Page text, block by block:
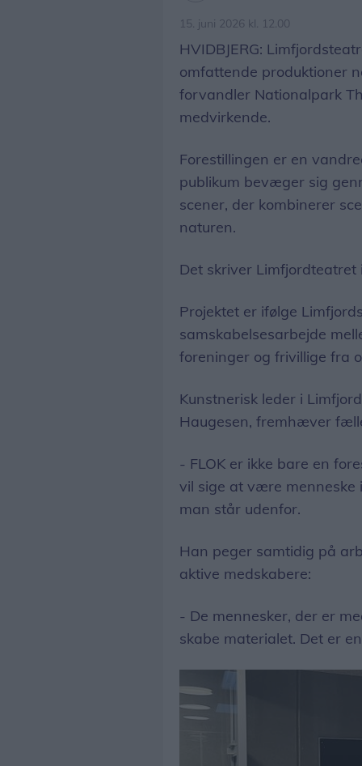
15. juni 2026 kl. 12.00
HVIDBJERG:
omfattende produktioner
forvandler Nationalpark
medvirkende.
Forestillingen er en
publikum bevæger sig
scener, der kombinerer
naturen.
Det skriver Limfjordteatret
Projektet er ifølge
samskabelsesarbejde
foreninger og frivillige fra
Kunstnerisk leder i
Haugesen, fremhæver
- FLOK er ikke bare en
vil sige at være menneske
man står udenfor.
Han peger samtidig på
aktive medskabere:
- De mennesker, der er
skabe materialet. Det er